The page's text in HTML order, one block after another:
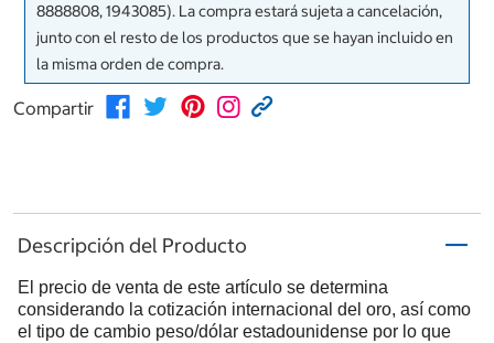
8888808, 1943085). La compra estará sujeta a cancelación,
junto con el resto de los productos que se hayan incluido en
la misma orden de compra.
Compartir
Descripción del Producto
El precio de venta de este artículo se determina
considerando la cotización internacional del oro, así como
el tipo de cambio peso/dólar estadounidense por lo que